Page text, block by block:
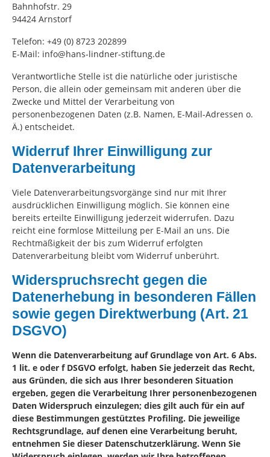
Bahnhofstr. 29
94424 Arnstorf
Telefon: +49 (0) 8723 202899
E-Mail: info@hans-lindner-stiftung.de
Verantwortliche Stelle ist die natürliche oder juristische
Person, die allein oder gemeinsam mit anderen über die
Zwecke und Mittel der Verarbeitung von
personenbezogenen Daten (z.B. Namen, E-Mail-Adressen o.
Ä.) entscheidet.
Widerruf Ihrer Einwilligung zur
Datenverarbeitung
Viele Datenverarbeitungsvorgänge sind nur mit Ihrer
ausdrücklichen Einwilligung möglich. Sie können eine
bereits erteilte Einwilligung jederzeit widerrufen. Dazu
reicht eine formlose Mitteilung per E-Mail an uns. Die
Rechtmäßigkeit der bis zum Widerruf erfolgten
Datenverarbeitung bleibt vom Widerruf unberührt.
Widerspruchsrecht gegen die
Datenerhebung in besonderen Fällen
sowie gegen Direktwerbung (Art. 21
DSGVO)
Wenn die Datenverarbeitung auf Grundlage von Art. 6 Abs.
1 lit. e oder f DSGVO erfolgt, haben Sie jederzeit das Recht,
aus Gründen, die sich aus Ihrer besonderen Situation
ergeben, gegen die Verarbeitung Ihrer personenbezogenen
Daten Widerspruch einzulegen; dies gilt auch für ein auf
diese Bestimmungen gestütztes Profiling. Die jeweilige
Rechtsgrundlage, auf denen eine Verarbeitung beruht,
entnehmen Sie dieser Datenschutzerklärung. Wenn Sie